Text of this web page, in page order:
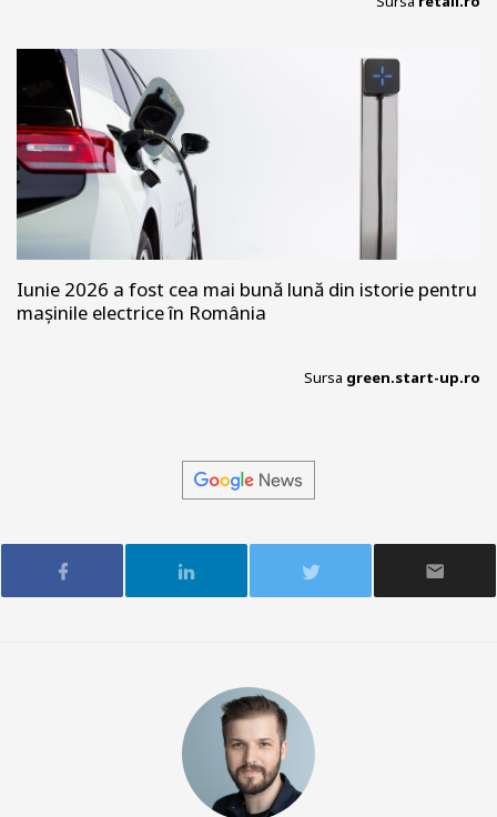
Iunie 2026 a fost cea mai bună lună din istorie pentru
mașinile electrice în România
Sursa green.start-up.ro